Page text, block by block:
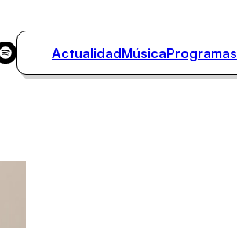
ActualidadMúsicaProgramas